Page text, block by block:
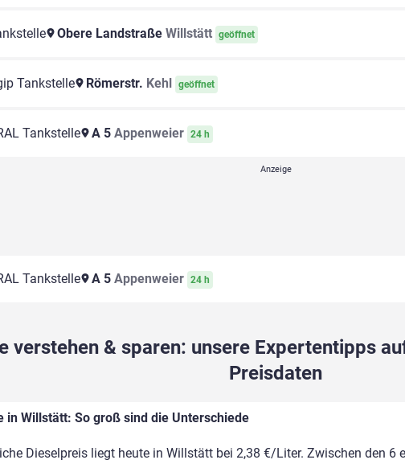
Obere Landstraße Willstätt geöffnet
Tankstelle Römerstr. Kehl geöffnet
Tankstelle A 5 Appenweier 24 h
Tankstelle A 5 Appenweier 24 h
verstehen & sparen: unsere Expertentipps
Preisdaten
in Willstätt: So groß sind die Unterschiede
Dieselpreis liegt heute in Willstätt bei 2,38 €/Liter. Zwischen den 6